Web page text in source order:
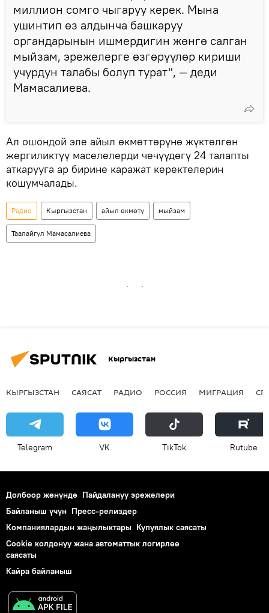
миллион сомго чыгаруу керек. Мына
ушинтип өз алдынча башкаруу
органдарынын ишмердигин жөнгө салган
мыйзам, эрежелерге өзгөрүүлөр кириши
учурдун талабы болуп турат", — деди
Мамасалиева.
Ал ошондой эле айыл өкмөттөрүнө жүктөлгөн
жергиликтүү маселелерди чечүүдөгү 24 талапты
аткарууга ар бирине каражат керектелерин
кошумчалады.
Радио Кыргызстан айыл өкмөтү мыйзам
Таалайгүл Мамасалиева
Кыргызстан
КЫРГЫЗСТАН САЯСАТ РАДИО РОССИЯ МИГРАЦИЯ
Telegram VK ТikТоk Rutube
Долбоор жөнүндө Пайдалануу эрежелери
Байланыш үчүн Пресс-релиздер
Компаниялардын жаңылыктары Купуялык саясаты
Cookie колдонуу жана автоматтык логирлөө
саясаты
Кайра байланыш